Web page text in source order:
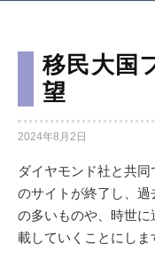
移民大国
望
2024年8月2日
ダイヤモンド社と共同
のサイトが終了し、
の多いものや、時世
載していくことにしま